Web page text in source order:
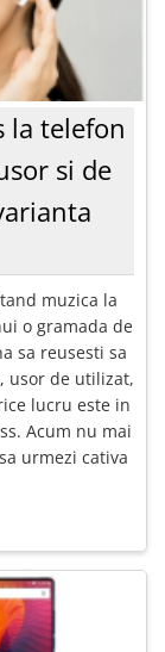
la telefon
si de
muzica la
o gramada de
sa reusesti sa
usor de utilizat,
lucru este in
Acum nu mai
urmezi cativa